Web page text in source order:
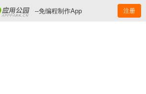
--免编程制作App 注册